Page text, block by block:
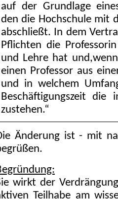
auf der Grundlage
den die Hochschule mit
abschließt. In dem
Pflichten die
und Lehre hat
einen Professor aus
und in welchem
Beschäftigungszeit die
zustehen.“
Änderung ist - mit
wirkt der
Teilhabe am